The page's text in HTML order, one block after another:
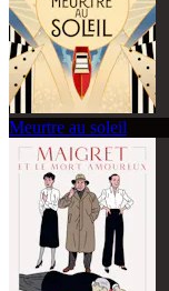
Meurtre au soleil